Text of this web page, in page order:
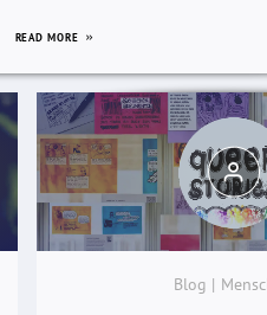
READ MORE
Blog |